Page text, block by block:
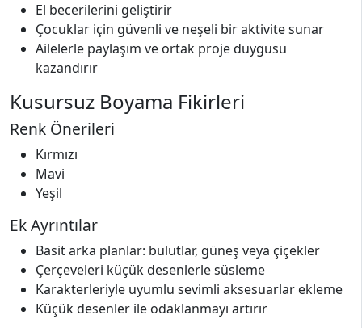
El becerilerini geliştirir
Çocuklar için güvenli ve neşeli bir aktivite sunar
Ailelerle paylaşım ve ortak proje duygusu
kazandırır
Kusursuz Boyama Fikirleri
Renk Önerileri
Kırmızı
Mavi
Yeşil
Ek Ayrıntılar
Basit arka planlar: bulutlar, güneş veya çiçekler
Çerçeveleri küçük desenlerle süsleme
Karakterleriyle uyumlu sevimli aksesuarlar ekleme
Küçük desenler ile odaklanmayı artırır